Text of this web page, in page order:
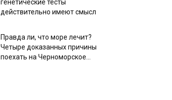
генетические тесты
действительно имеют смысл
Правда ли, что море лечит?
Четыре доказанных причины
поехать на Черноморское...